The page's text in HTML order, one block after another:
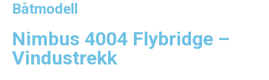
Båtmodell
Nimbus 4004 Flybridge –
Vindustrekk